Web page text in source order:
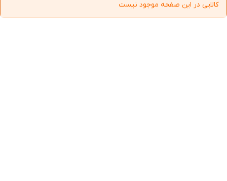
کالایی در این صفحه موجود نیست